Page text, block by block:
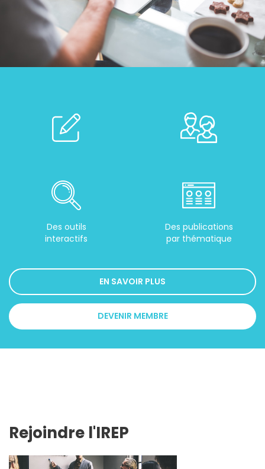
Des outils
interactifs
Des publications
par thématique
EN SAVOIR PLUS
DEVENIR MEMBRE
Rejoindre l'IREP